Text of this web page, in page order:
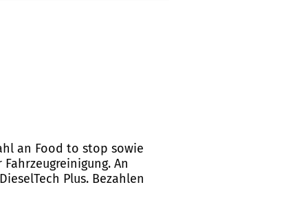
an Food to stop sowie
An
Plus. Bezahlen